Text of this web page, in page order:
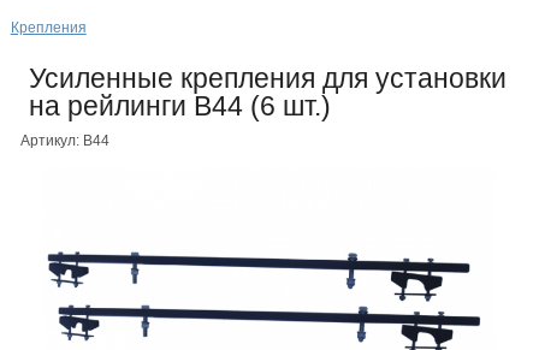
Крепления
Усиленные крепления для установки
на рейлинги B44 (6 шт.)
Артикул: B44